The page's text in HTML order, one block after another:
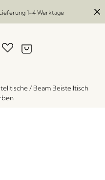
1-4 Werktage
/ Beam Beistelltisch